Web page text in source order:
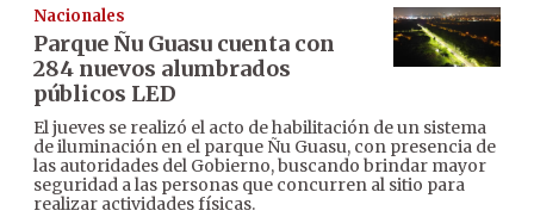
Nacionales
Parque Ñu Guasu cuenta con
284 nuevos alumbrados
públicos LED
El jueves se realizó el acto de habilitación de un sistema
de iluminación en el parque Ñu Guasu, con presencia de
las autoridades del Gobierno, buscando brindar mayor
seguridad a las personas que concurren al sitio para
realizar actividades físicas.